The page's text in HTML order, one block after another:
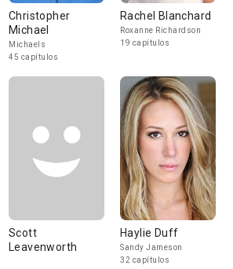
Christopher
Michael
Michaels
45 capítulos
Rachel Blanchard
Roxanne Richardson
19 capítulos
Scott
Leavenworth
Haylie Duff
Sandy Jameson
32 capítulos